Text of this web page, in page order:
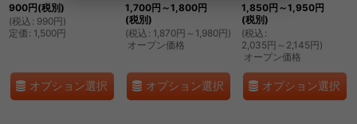
900円(税別)
(税込 : 990円)
定価 : 1,500円
オプション選択
1,700円 ～1,800円
(税別)
(税込 : 1,870円 ～1,980円)
オープン価格
オプション選択
1,850円 ～1,950円
(税別)
(税込 :
2,035円 ～2,145円)
オープン価格
オプション選択